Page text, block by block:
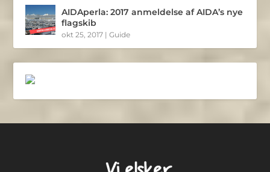
AIDAperla: 2017 anmeldelse af AIDA’s nye
flagskib
okt 25, 2017 |Guide